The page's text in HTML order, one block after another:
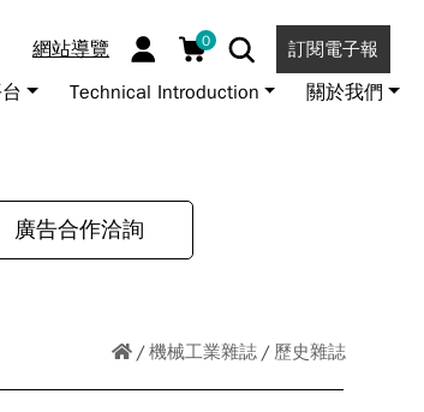
網站導覽 0 訂閱電子報
Technical Introduction 關於我們
廣告合作洽詢
機械工業雜誌 歷史雜誌